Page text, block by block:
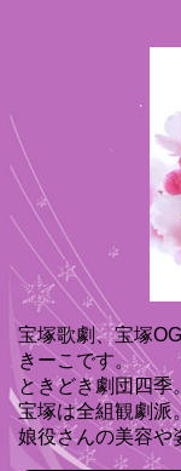
宝塚歌劇、宝塚
きーこです。
ときどき劇団四季。
宝塚は全組観劇派
娘役さんの美容や